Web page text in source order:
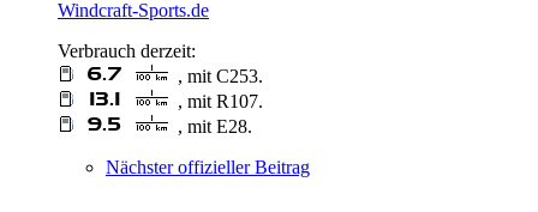
Windcraft-Sports.de
Verbrauch derzeit:
, mit C253.
, mit R107.
, mit E28.
Nächster offizieller Beitrag